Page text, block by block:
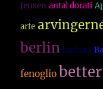
Jensen antal dorati
arte
berlin barbara
fenoglio